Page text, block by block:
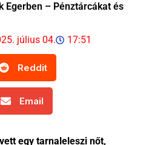
Egerben – Pénztárcákat és
július 04. 17:51
Reddit
Email
egy tarnaleleszi nőt,